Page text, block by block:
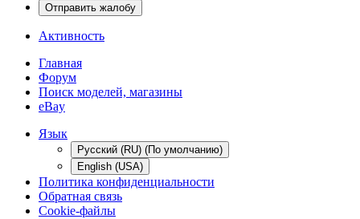
Отправить жалобу
Активность
Главная
Форум
Поиск моделей, магазины
eBay
Язык
Русский (RU) (По умолчанию)
English (USA)
Политика конфиденциальности
Обратная связь
Cookie-файлы